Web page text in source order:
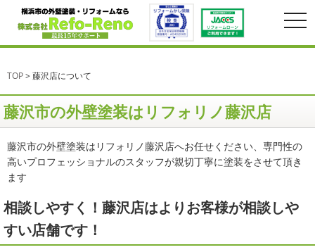
TOP>藤沢店について
藤沢市の外壁塗装はリフォリノ藤沢店
藤沢市の外壁塗装はリフォリノ藤沢店へお任せください、専門性の
高いプロフェッショナルのスタッフが親切丁寧に塗装をさせて頂き
ます
相談しやすく！藤沢店はよりお客様が相談しや
すい店舗です！